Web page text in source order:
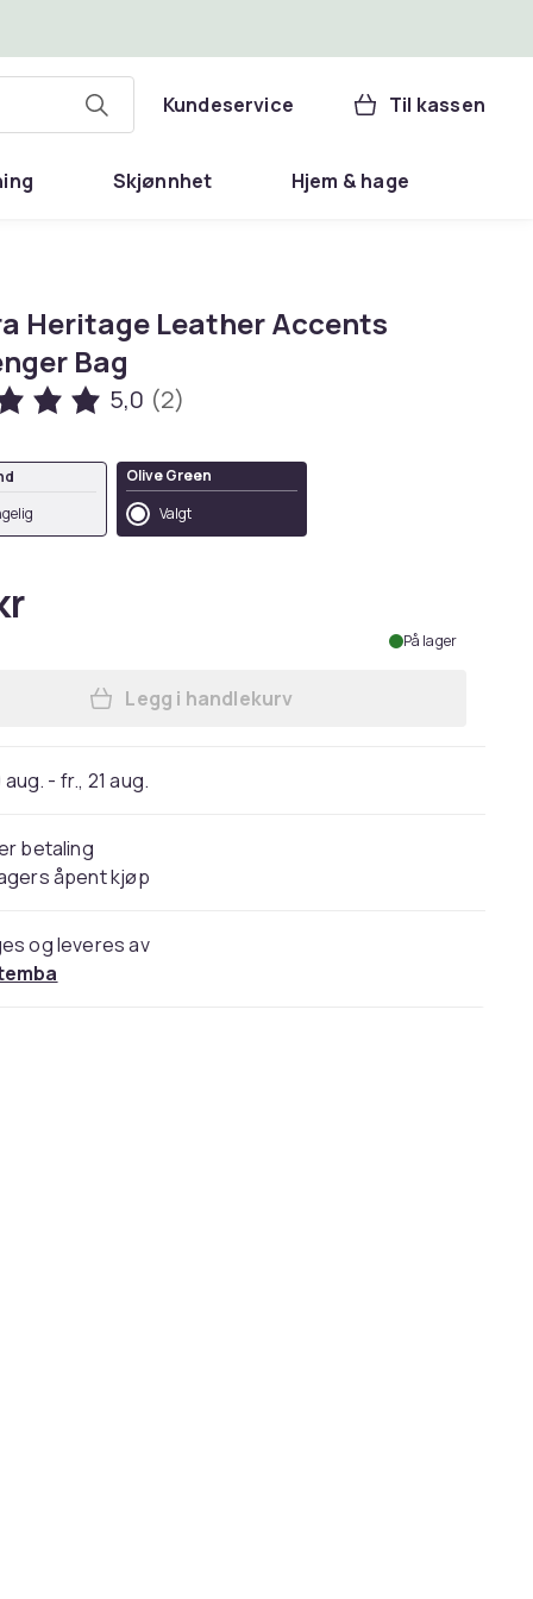
Kundeservice Til kassen
Skjønnhet Hjem & hage
Heritage Leather Accents
Bag
5,0 (2)
Olive Green
Valgt
På lager
Legg Quadra Heritage Leather
Legg i handlekurv
aug. - fr., 21 aug.
betaling
åpent kjøp
og leveres av